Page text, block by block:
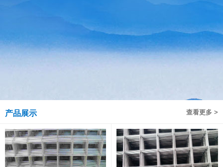
查看更多 >
产品展示